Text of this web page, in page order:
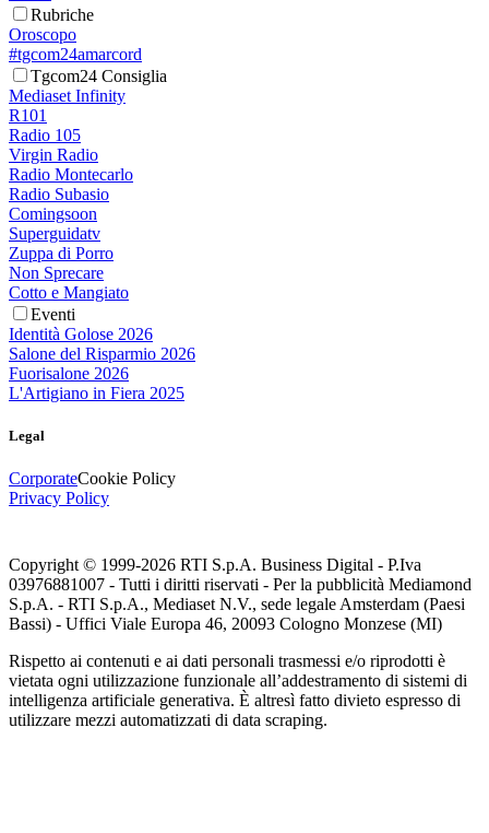
Rubriche
Oroscopo
#tgcom24amarcord
Tgcom24 Consiglia
Mediaset Infinity
R101
Radio 105
Virgin Radio
Radio Montecarlo
Radio Subasio
Comingsoon
Superguidatv
Zuppa di Porro
Non Sprecare
Cotto e Mangiato
Eventi
Identità Golose 2026
Salone del Risparmio 2026
Fuorisalone 2026
L'Artigiano in Fiera 2025
Legal
CorporateCookie Policy
Privacy Policy
Copyright © 1999-2026 RTI S.p.A. Business Digital - P.Iva
03976881007 - Tutti i diritti riservati - Per la pubblicità Mediamond
S.p.A. - RTI S.p.A., Mediaset N.V., sede legale Amsterdam (Paesi
Bassi) - Uffici Viale Europa 46, 20093 Cologno Monzese (MI)
Rispetto ai contenuti e ai dati personali trasmessi e/o riprodotti è
vietata ogni utilizzazione funzionale all’addestramento di sistemi di
intelligenza artificiale generativa. È altresì fatto divieto espresso di
utilizzare mezzi automatizzati di data scraping.